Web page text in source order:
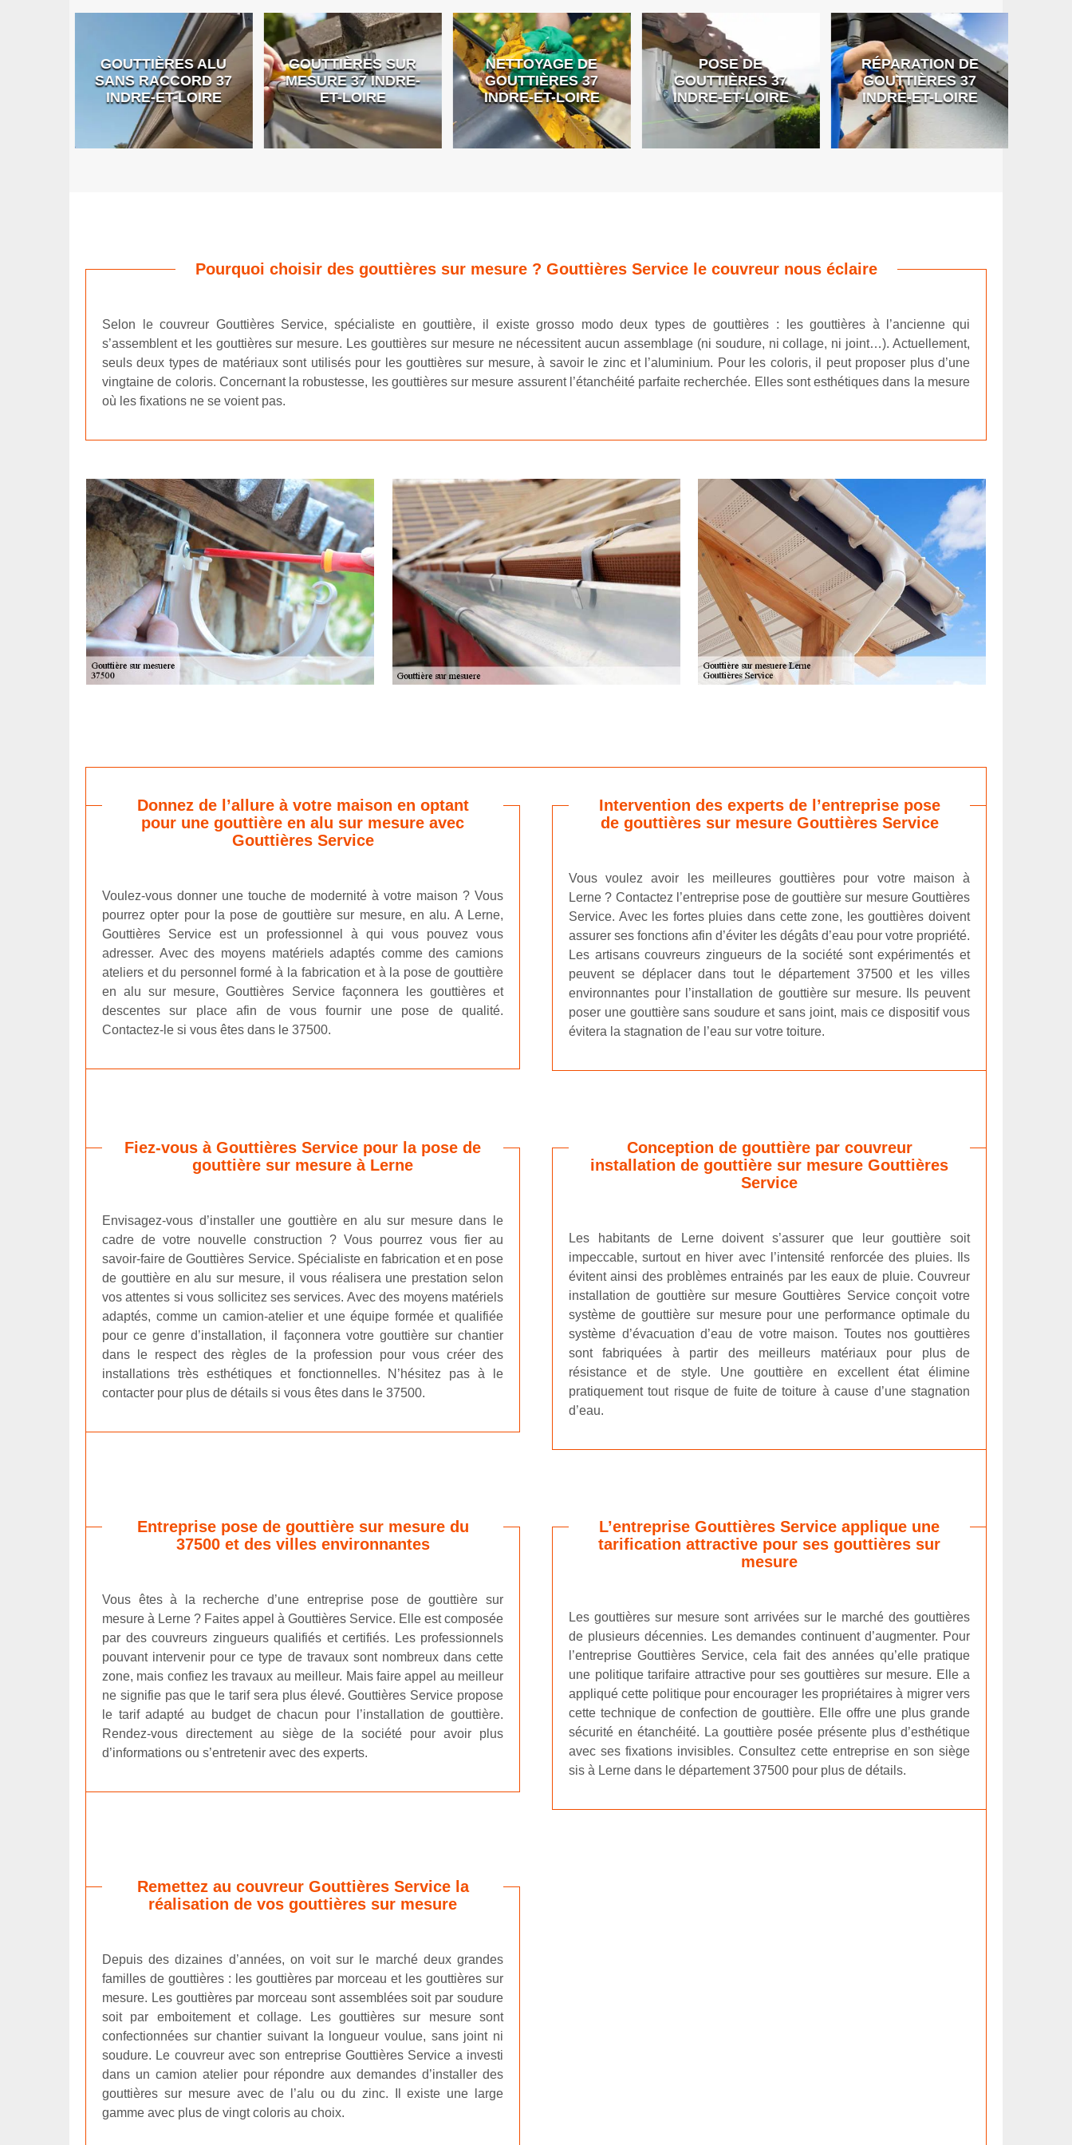
GOUTTIÈRES ALU
SANS RACCORD 37
INDRE-ET-LOIRE
GOUTTIÈRES SUR
MESURE 37 INDRE-
ET-LOIRE
NETTOYAGE DE
GOUTTIÈRES 37
INDRE-ET-LOIRE
POSE DE
GOUTTIÈRES 37
INDRE-ET-LOIRE
RÉPARATION DE
GOUTTIÈRES 37
INDRE-ET-LOIRE
Pourquoi choisir des gouttières sur mesure ? Gouttières Service le couvreur nous éclaire
Selon le couvreur Gouttières Service, spécialiste en gouttière, il existe grosso modo deux types de gouttières : les gouttières à l’ancienne qui
s’assemblent et les gouttières sur mesure. Les gouttières sur mesure ne nécessitent aucun assemblage (ni soudure, ni collage, ni joint…). Actuellement,
seuls deux types de matériaux sont utilisés pour les gouttières sur mesure, à savoir le zinc et l’aluminium. Pour les coloris, il peut proposer plus d’une
vingtaine de coloris. Concernant la robustesse, les gouttières sur mesure assurent l’étanchéité parfaite recherchée. Elles sont esthétiques dans la mesure
où les fixations ne se voient pas.
Donnez de l’allure à votre maison en optant
pour une gouttière en alu sur mesure avec
Gouttières Service
Voulez-vous donner une touche de modernité à votre maison ? Vous
pourrez opter pour la pose de gouttière sur mesure, en alu. A Lerne,
Gouttières Service est un professionnel à qui vous pouvez vous
adresser. Avec des moyens matériels adaptés comme des camions
ateliers et du personnel formé à la fabrication et à la pose de gouttière
en alu sur mesure, Gouttières Service façonnera les gouttières et
descentes sur place afin de vous fournir une pose de qualité.
Contactez-le si vous êtes dans le 37500.
Intervention des experts de l’entreprise pose
de gouttières sur mesure Gouttières Service
Vous voulez avoir les meilleures gouttières pour votre maison à
Lerne ? Contactez l’entreprise pose de gouttière sur mesure Gouttières
Service. Avec les fortes pluies dans cette zone, les gouttières doivent
assurer ses fonctions afin d’éviter les dégâts d’eau pour votre propriété.
Les artisans couvreurs zingueurs de la société sont expérimentés et
peuvent se déplacer dans tout le département 37500 et les villes
environnantes pour l’installation de gouttière sur mesure. Ils peuvent
poser une gouttière sans soudure et sans joint, mais ce dispositif vous
évitera la stagnation de l’eau sur votre toiture.
Fiez-vous à Gouttières Service pour la pose de
gouttière sur mesure à Lerne
Envisagez-vous d’installer une gouttière en alu sur mesure dans le
cadre de votre nouvelle construction ? Vous pourrez vous fier au
savoir-faire de Gouttières Service. Spécialiste en fabrication et en pose
de gouttière en alu sur mesure, il vous réalisera une prestation selon
vos attentes si vous sollicitez ses services. Avec des moyens matériels
adaptés, comme un camion-atelier et une équipe formée et qualifiée
pour ce genre d’installation, il façonnera votre gouttière sur chantier
dans le respect des règles de la profession pour vous créer des
installations très esthétiques et fonctionnelles. N’hésitez pas à le
contacter pour plus de détails si vous êtes dans le 37500.
Conception de gouttière par couvreur
installation de gouttière sur mesure Gouttières
Service
Les habitants de Lerne doivent s’assurer que leur gouttière soit
impeccable, surtout en hiver avec l’intensité renforcée des pluies. Ils
évitent ainsi des problèmes entrainés par les eaux de pluie. Couvreur
installation de gouttière sur mesure Gouttières Service conçoit votre
système de gouttière sur mesure pour une performance optimale du
système d’évacuation d’eau de votre maison. Toutes nos gouttières
sont fabriquées à partir des meilleurs matériaux pour plus de
résistance et de style. Une gouttière en excellent état élimine
pratiquement tout risque de fuite de toiture à cause d’une stagnation
d’eau.
Entreprise pose de gouttière sur mesure du
37500 et des villes environnantes
Vous êtes à la recherche d’une entreprise pose de gouttière sur
mesure à Lerne ? Faites appel à Gouttières Service. Elle est composée
par des couvreurs zingueurs qualifiés et certifiés. Les professionnels
pouvant intervenir pour ce type de travaux sont nombreux dans cette
zone, mais confiez les travaux au meilleur. Mais faire appel au meilleur
ne signifie pas que le tarif sera plus élevé. Gouttières Service propose
le tarif adapté au budget de chacun pour l’installation de gouttière.
Rendez-vous directement au siège de la société pour avoir plus
d’informations ou s’entretenir avec des experts.
L’entreprise Gouttières Service applique une
tarification attractive pour ses gouttières sur
mesure
Les gouttières sur mesure sont arrivées sur le marché des gouttières
de plusieurs décennies. Les demandes continuent d’augmenter. Pour
l’entreprise Gouttières Service, cela fait des années qu’elle pratique
une politique tarifaire attractive pour ses gouttières sur mesure. Elle a
appliqué cette politique pour encourager les propriétaires à migrer vers
cette technique de confection de gouttière. Elle offre une plus grande
sécurité en étanchéité. La gouttière posée présente plus d’esthétique
avec ses fixations invisibles. Consultez cette entreprise en son siège
sis à Lerne dans le département 37500 pour plus de détails.
Remettez au couvreur Gouttières Service la
réalisation de vos gouttières sur mesure
Depuis des dizaines d’années, on voit sur le marché deux grandes
familles de gouttières : les gouttières par morceau et les gouttières sur
mesure. Les gouttières par morceau sont assemblées soit par soudure
soit par emboitement et collage. Les gouttières sur mesure sont
confectionnées sur chantier suivant la longueur voulue, sans joint ni
soudure. Le couvreur avec son entreprise Gouttières Service a investi
dans un camion atelier pour répondre aux demandes d’installer des
gouttières sur mesure avec de l’alu ou du zinc. Il existe une large
gamme avec plus de vingt coloris au choix.